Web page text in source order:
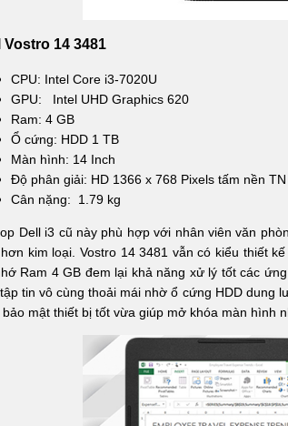
Vostro 14 3481
CPU: Intel Core i3-7020U
GPU: Intel UHD Graphics 620
Ram: 4 GB
Ổ cứng: HDD 1 TB
Màn hình: 14 Inch
Độ phân giải: HD 1366 x 768 Pixels tấm nền TN
Cân nặng: 1.79 kg
Dell i3 cũ này phù hợp với nhân viên văn
kim loại. Vostro 14 3481 vẫn có kiểu thiết
Ram 4 GB đem lại khả năng xử lý tốt các
tin vô cùng thoải mái nhờ ổ cứng HDD dung
bảo mật thiết bị tốt vừa giúp mở khóa màn hình